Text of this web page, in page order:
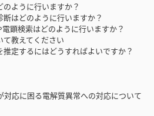
うに行いますか？
どのように行いますか？
検索はどのように行いますか？
えてください
するにはどうすればよいですか？
応に困る電解質異常への対応について